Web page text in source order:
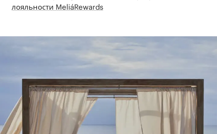
лояльности MeliáRewards